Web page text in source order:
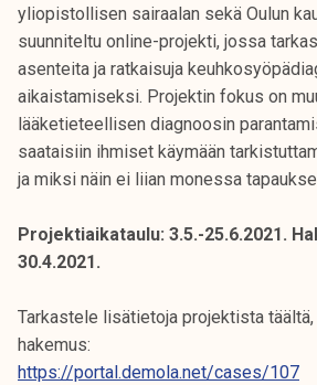
yliopistollisen sairaalan sekä Oulun
suunniteltu online-projekti, jossa
asenteita ja ratkaisuja
aikaistamiseksi. Projektin fokus on
lääketieteellisen diagnoosin
saataisiin ihmiset käymään
ja miksi näin ei liian monessa
Projektiaikataulu: 3.5.-25.6.2021.
30.4.2021.
Tarkastele lisätietoja projektista
hakemus:
https://portal.demola.net/cases/107